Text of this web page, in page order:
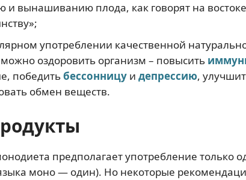
и вынашиванию плода, как говорят на
употреблении качественной
оздоровить организм – повысить
победитьбессонницуи депрессию,
обмен веществ.
предполагает употребление только
моно — один). Но некоторые